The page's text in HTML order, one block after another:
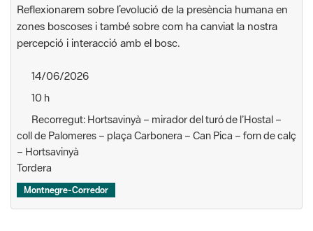
Reflexionarem sobre l’evolució de la presència humana en
zones boscoses i també sobre com ha canviat la nostra
percepció i interacció amb el bosc.
14/06/2026
10 h
Recorregut: Hortsavinyà – mirador del turó de l’Hostal –
coll de Palomeres – plaça Carbonera – Can Pica – forn de calç
– Hortsavinyà
Tordera
Montnegre-Corredor